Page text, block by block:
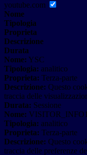
youtube.com
Nome
Tipologia
Proprieta
Descrizione
Durata
Nome: YSC
Tipologia: analitico
Proprieta: Terza-parte
Descrizione: Questo
traccia delle
Durata: Sessione
Nome:
Tipologia: analitico
Proprieta: Terza-parte
Descrizione: Questo
traccia delle preferenze